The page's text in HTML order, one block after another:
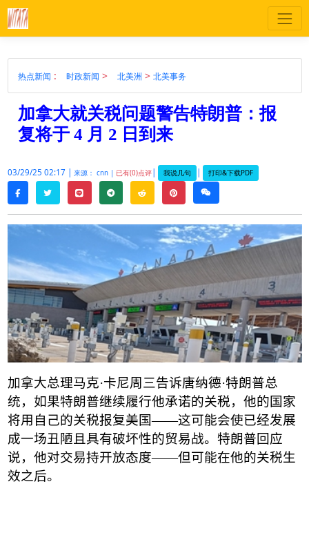
热点新闻 : 时政新闻 > 北美洲 > 北美事务
加拿大就关税问题警告特朗普：报
复将于 4 月 2 日到来
03/29/25 02:17 | 来源： cnn | 已有(0)点评| 我说几句 | 打印&下载PDF
facebooktwitterline telegramreddit pinterestweixin
加拿大总理马克·卡尼周三告诉唐纳德·特朗普总
统，如果特朗普继续履行他承诺的关税，他的国家
将用自己的关税报复美国——这可能会使已经发展
成一场丑陋且具有破坏性的贸易战。特朗普回应
说，他对交易持开放态度——但可能在他的关税生
效之后。